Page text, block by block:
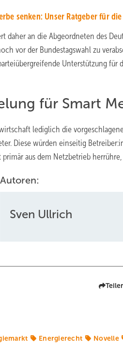
senken: Unser Ratgeber für
daher an die Abgeordneten des
vor der Bundestagswahl zu
Unterstützung für
für Smart
lediglich die
Diese würden einseitig
aus dem Netzbetrieb
Autoren:
Sven Ullrich
Energierecht Novelle